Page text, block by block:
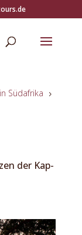
Südafrika 5
der Kap-